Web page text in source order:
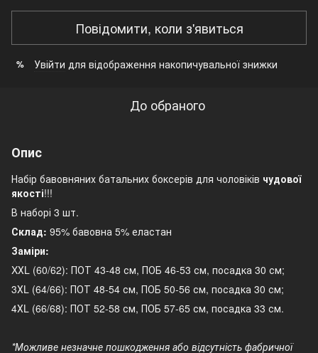
Повідомити, коли з'явиться
% Увійти для відображення накопичувальної знижки
До обраного
Опис
Набір бавовняних батальних боксерів для чоловіків чудової
якості!!!
В наборі 3 шт.
Склад: 95% бавовна 5% еластан
Заміри:
XХL (60/62): ПОТ 43-48 см, ПОБ 46-53 см, посадка 30 см;
3ХL (64/66): ПОТ 48-54 см, ПОБ 50-56 см, посадка 30 см;
4ХL (66/68): ПОТ 52-58 см, ПОБ 57-65 см, посадка 33 см.
*Можливе незначне пошкодження або відсутність фабричної